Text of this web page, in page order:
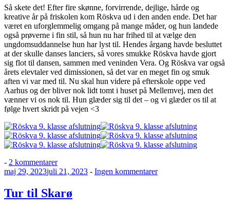
klasse
–
klar
til
efterskole!
Så skete det! Efter fire skønne, forvirrende, dejlige, hårde og
kreative år på friskolen kom Röskva ud i den anden ende. Det har
været en uforglemmelig omgang på mange måder, og hun landede
også prøverne i fin stil, så hun nu har frihed til at vælge den
ungdomsuddannelse hun har lyst til. Hendes årgang havde besluttet
at der skulle danses lanciers, så vores smukke Röskva havde gjort
sig flot til dansen, sammen med veninden Vera. Og Röskva var også
årets elevtaler ved dimissionen, så det var en meget fin og smuk
aften vi var med til. Nu skal hun videre på efterskole oppe ved
Aarhus og der bliver nok lidt tomt i huset på Mellemvej, men det
vænner vi os nok til. Hun glæder sig til det – og vi glæder os til at
følge hvert skridt på vejen <3
- 2 kommentarertil
Röskva
færdig
med
Udgivet
maj 29, 2023juli 21, 2023 - Ingen kommentarertil
Tur til Skarø